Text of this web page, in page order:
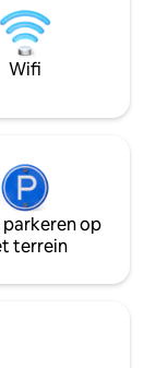
cama Cannon.
calidad.
entorno top.
Wifi
op
terrein